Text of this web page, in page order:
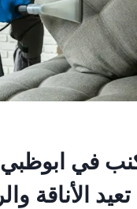
في ابوظبي
الأناقة